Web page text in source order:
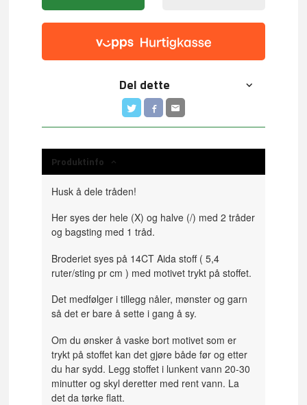
Del dette
Produktinfo
Husk å dele tråden!
Her syes der hele (X) og halve (/) med 2 tråder
og bagsting med 1 tråd.
Broderiet syes på 14CT Aida stoff ( 5,4
ruter/sting pr cm ) med motivet trykt på stoffet.
Det medfølger i tillegg nåler, mønster og garn
så det er bare å sette i gang å sy.
Om du ønsker å vaske bort motivet som er
trykt på stoffet kan det gjøre både før og etter
du har sydd. Legg stoffet i lunkent vann 20-30
minutter og skyl deretter med rent vann. La
det da tørke flatt.